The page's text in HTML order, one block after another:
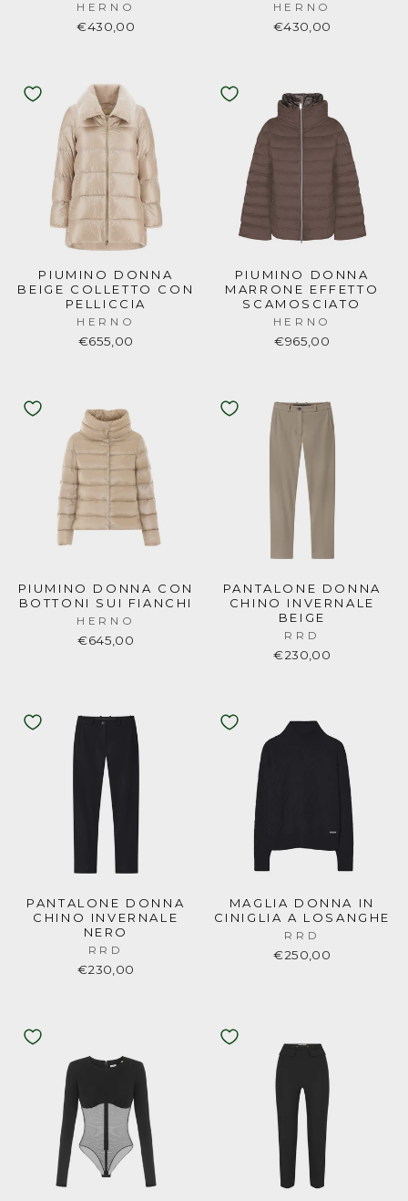
HERNO
€430,00
HERNO
€430,00
PIUMINO DONNA
BEIGE COLLETTO CON
PELLICCIA
HERNO
€655,00
PIUMINO DONNA
MARRONE EFFETTO
SCAMOSCIATO
HERNO
€965,00
PIUMINO DONNA CON
BOTTONI SUI FIANCHI
HERNO
€645,00
PANTALONE DONNA
CHINO INVERNALE
BEIGE
RRD
€230,00
PANTALONE DONNA
CHINO INVERNALE
NERO
RRD
€230,00
MAGLIA DONNA IN
CINIGLIA A LOSANGHE
RRD
€250,00